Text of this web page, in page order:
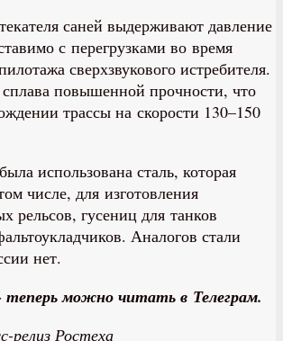
саней выдерживают давление
с перегрузками во время
сверхзвукового истребителя.
повышенной прочности, что
трассы на скорости 130–150
использована сталь, которая
числе, для изготовления
рельсов, гусениц для танков
Аналогов стали
нет.
теперь можно читать в Телеграм.
релиз Ростеха